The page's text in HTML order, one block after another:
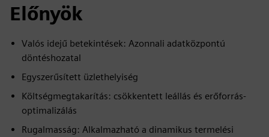
Előnyök
Valós idejű betekintések: Azonnali adatközpontú
döntéshozatal
Egyszerűsített üzlethelyiség
Költségmegtakarítás: csökkentett leállás és erőforrás-
optimalizálás
Rugalmasság: Alkalmazható a dinamikus termelési